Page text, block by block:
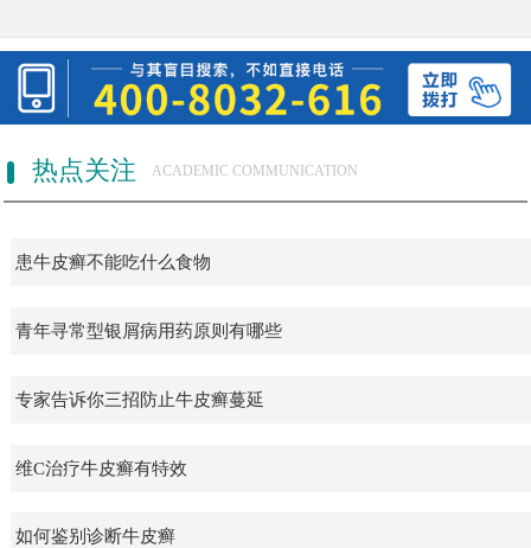
热点关注 ACADEMIC COMMUNICATION
患牛皮癣不能吃什么食物
青年寻常型银屑病用药原则有哪些
专家告诉你三招防止牛皮癣蔓延
维C治疗牛皮癣有特效
如何鉴别诊断牛皮癣